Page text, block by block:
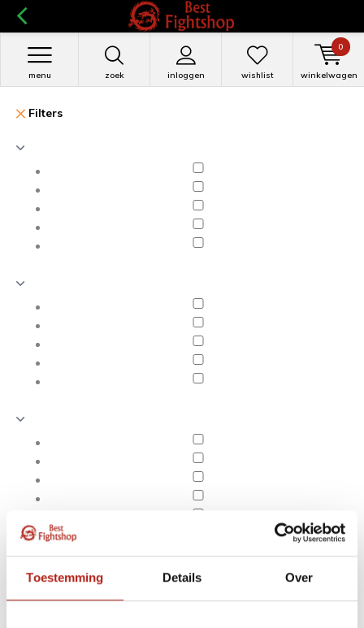
Toestemming Details Over
zoek inloggen
menu wishlist winkelwagen
0
Filters